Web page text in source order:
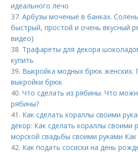
идеального лечо
37.Арбузы моченые в банках.
быстрый, простой и очень вкусный
видео)
38. Трафареты для декора
купить
39. Выкройка модных брюк женских.
выкройки брюк
40.Что сделать из рябины. Что
рябины?
41. Как сделать кораллы своими
декор: Как сделать кораллы своими
морской свадьбы своими руками
42. Как подать сосиски на день